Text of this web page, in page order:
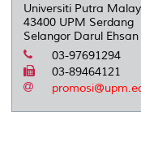
Universiti Putra
43400 UPM Serdang
Selangor Darul Ehsan
03-97691294
03-89464121